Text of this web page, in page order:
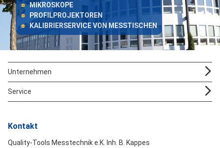
MIKROSKOPE
PROFILPROJEKTOREN
KALIBRIERSERVICE VON MESSTISCHEN
Kontakt
Quality-Tools Messtechnik e.K. Inh. B. Kappes
Unternehmen
Service